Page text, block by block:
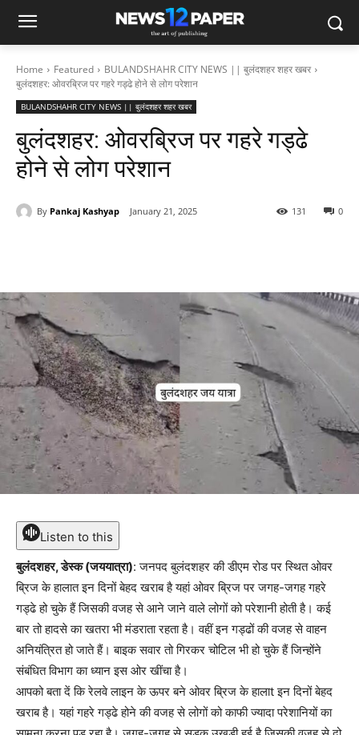
Home Featured
BULANDSHAHR CITY NEWS || बुलंदशहर शहर खबर
बुलंदशहर: ओवरब्रिज पर गहरे गड्ढे होने से लोग परेशान
BULANDSHAHR CITY NEWS || बुलंदशहर शहर खबर
बुलंदशहर: ओवरब्रिज पर गहरे गड्ढे
होने से लोग परेशान
By Pankaj Kashyap January 21, 2025 0
131
Listen to this
बुलंदशहर, डेस्क (जययात्रा): जनपद बुलंदशहर की डीएम रोड पर स्थित ओवर
ब्रिज के हालात इन दिनों बेहद खराब है यहां ओवर ब्रिज पर जगह-जगह गहरे
गड्ढे हो चुके हैं जिसकी वजह से आने जाने वाले लोगों को परेशानी होती है। कई
बार तो हादसे का खतरा भी मंडराता रहता है। वहीं इन गड्ढों की वजह से वाहन
अनियंत्रित हो जाते हैं। बाइक सवार तो गिरकर चोटिल भी हो चुके हैं जिन्होंने
संबंधित विभाग का ध्यान इस ओर खींचा है।
आपको बता दें कि रेलवे लाइन के ऊपर बने ओवर ब्रिज के हालाt इन दिनों बेहद
खराब है। यहां गहरे गड्ढे होने की वजह से लोगों को काफी ज्यादा परेशानियों का